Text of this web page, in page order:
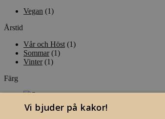
Vegan (1)
Årstid
Vår och Höst (1)
Sommar (1)
Vinter (1)
Färg
Vi bjuder på kakor!